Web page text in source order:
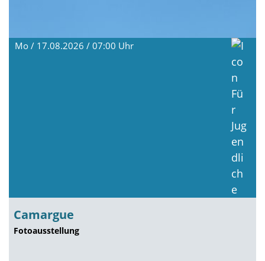
Mo / 17.08.2026 / 07:00 Uhr
Camargue
Fotoausstellung